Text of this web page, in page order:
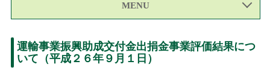
MENU
運輸事業振興助成交付金出捐金事業評価結果につ
いて（平成２６年９月１日）